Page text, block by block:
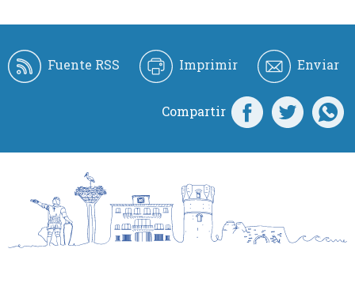
Fuente RSS Imprimir Enviar
Compartir